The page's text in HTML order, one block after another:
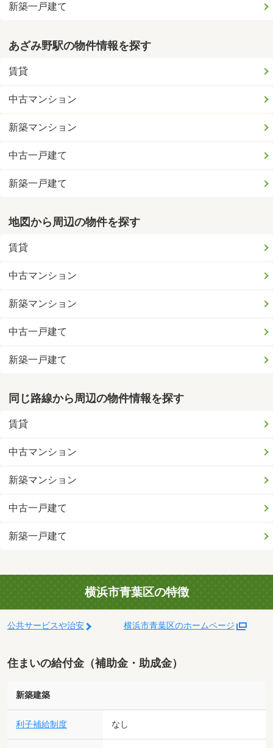
新築一戸建て
あざみ野駅の物件情報を探す
賃貸
中古マンション
新築マンション
中古一戸建て
新築一戸建て
地図から周辺の物件を探す
賃貸
中古マンション
新築マンション
中古一戸建て
新築一戸建て
同じ路線から周辺の物件情報を探す
賃貸
中古マンション
新築マンション
中古一戸建て
新築一戸建て
横浜市青葉区の特徴
公共サービスや治安 横浜市青葉区のホームページ
住まいの給付金（補助金・助成金）
新築建築
利子補給制度 なし